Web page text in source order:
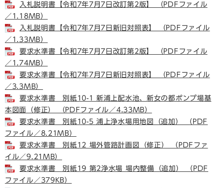
入札説明書【令和7年7月7日改訂第2版】 （PDFファイル
／1.18MB）
入札説明書【令和7年7月7日新旧対照表】 （PDFファイル
／1.33MB）
要求水準書【令和7年7月7日改訂第2版】 （PDFファイル
／1.74MB）
要求水準書【令和7年7月7日新旧対照表】 （PDFファイル
／3.3MB）
要求水準書 別紙10-1 新浦上配水池、新女の都ポンプ場基
本図面（修正） （PDFファイル／4.33MB）
要求水準書 別紙10-5 浦上浄水場用地図（追加） （PDF
ファイル／8.21MB）
要求水準書 別紙12 場外管路計画図（修正） （PDFファ
イル／9.21MB）
要求水準書 別紙19 第2浄水場 場内整備（追加） （PDF
ファイル／379KB）